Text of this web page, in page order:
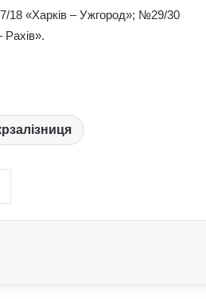
18 «Харків – Ужгород»; №29/30
найефективніші культури
Найкращі знижки у АТБ 22–23 липня:
товари тижня і акції для заощадження